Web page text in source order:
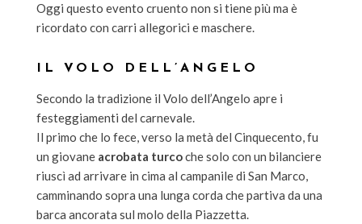
Oggi questo evento cruento non si tiene più ma è
ricordato con carri allegorici e maschere.
IL VOLO DELL’ANGELO
Secondo la tradizione il Volo dell’Angelo apre i
festeggiamenti del carnevale.
Il primo che lo fece, verso la metà del Cinquecento, fu
un giovane acrobata turcoche solo con un bilanciere
riuscì ad arrivare in cima al campanile di San Marco,
camminando sopra una lunga corda che partiva da una
barca ancorata sul molo della Piazzetta.